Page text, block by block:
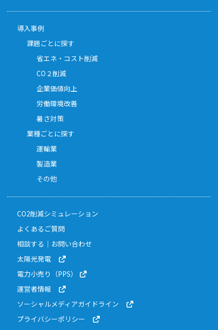
導入事例
課題ごとに探す
省エネ・コスト削減
CO２削減
企業価値向上
労働環境改善
暑さ対策
業種ごとに探す
運輸業
製造業
その他
CO2削減シミュレーション
よくあるご質問
相談する｜お問い合わせ
太陽光発電
電力小売り（PPS）
運営者情報
ソーシャルメディアガイドライン
プライバシーポリシー